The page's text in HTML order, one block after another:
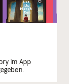
im App